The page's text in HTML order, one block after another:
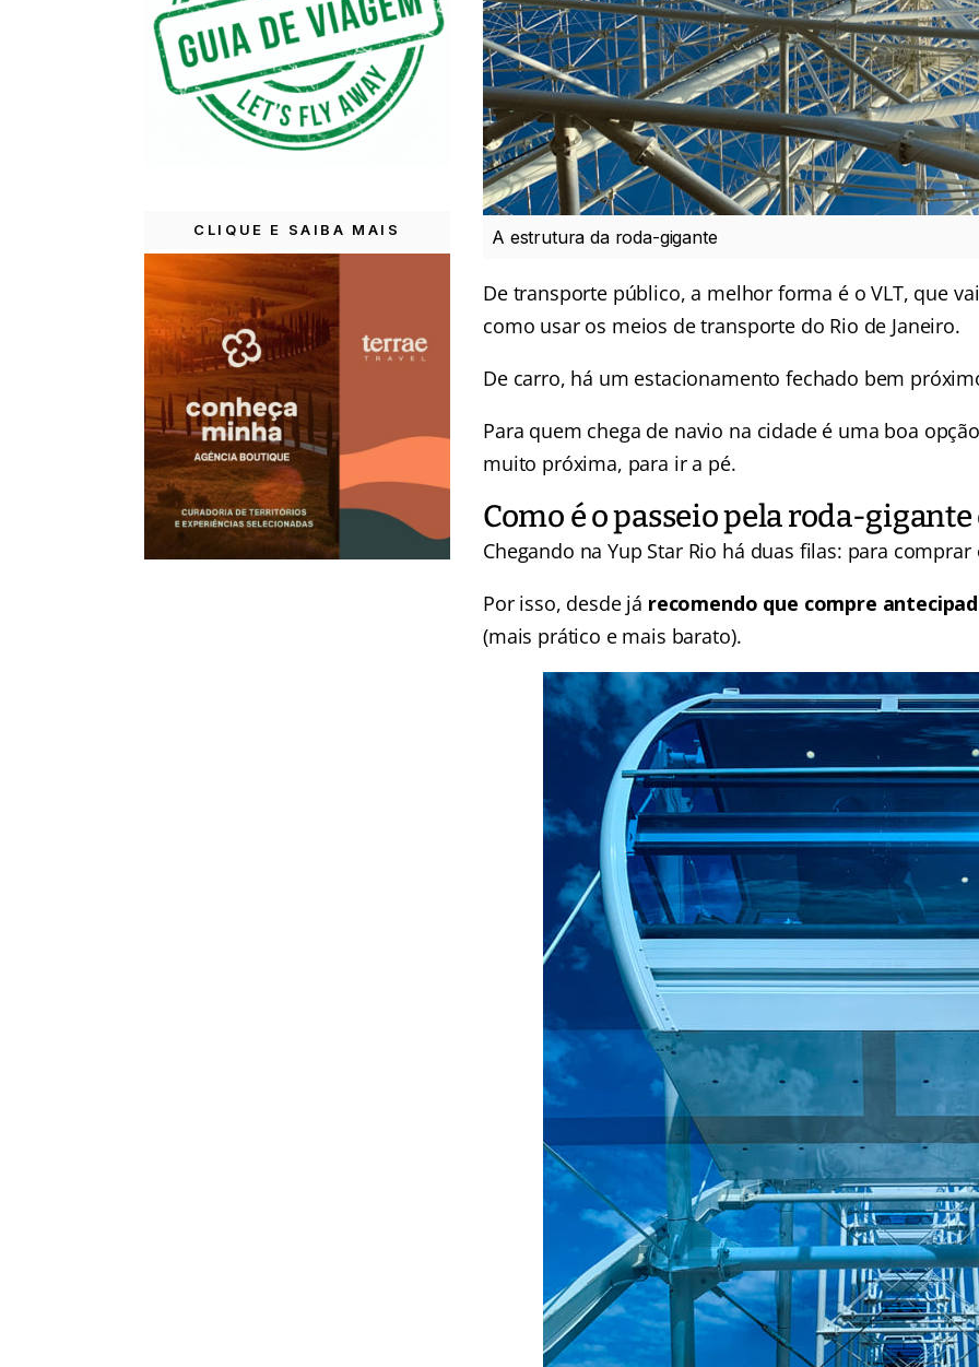
A estrutura da roda-gigante
De transporte público, a melhor forma é o VLT, que
como usar os meios de transporte do Rio de Janeiro.
De carro, há um estacionamento fechado bem
Para quem chega de navio na cidade é uma boa
muito próxima, para ir a pé.
Como é o passeio pela roda-gigante
Chegando na Yup Star Rio há duas filas: para
Por isso, desde já recomendo que compre
(mais prático e mais barato).
CLIQUE E SAIBA MAIS